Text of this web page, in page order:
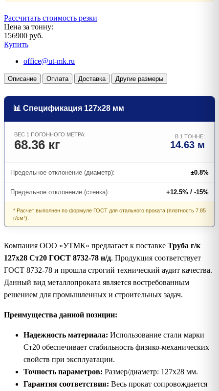
Рассчитать стоимость резки
Цена за тонну:
156900 руб.
Купить
office@ut-mk.ru
Описание Оплата Доставка Другие размеры
📊 Спецификация 127х28 мм
ВЕС 1 ПОГОННОГО МЕТРА:
68.36 кг
В 1 ТОННЕ:
14.63 м
Предельное отклонение (диаметр): ±0.8%
Предельное отклонение (стенка): +12.5% / -15%
* Расчет выполнен по формуле ГОСТ для стального проката (плотность 7.85
г/см³).
Компания ООО «УТМК» предлагает к поставке Труба г/к
127х28 Ст20 ГОСТ 8732-78 н/д. Продукция соответствует
ГОСТ 8732-78 и прошла строгий технический аудит качества.
Данный вид металлопроката является востребованным
решением для промышленных и строительных задач.
Преимущества данной позиции:
Надежность материала: Использование стали марки
Ст20 обеспечивает стабильность физико-механических
свойств при эксплуатации.
Точность параметров: Размер/диаметр: 127х28 мм.
Гарантия соответствия: Весь прокат сопровождается